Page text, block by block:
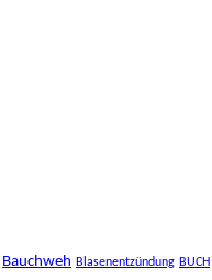
Bauchweh Blasenentzündung BUCH